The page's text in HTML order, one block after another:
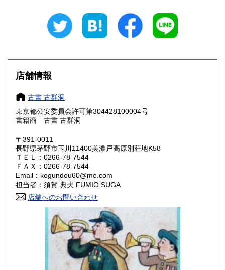
静岡県
430円 三重県
滋賀県 430円 京都府 430円
大阪府
奈良県
鳥取県
岡山県 430円 広島県
山口県 430円
香川県
430円 福岡県
430円 長崎県
430円 大分県
店舗情報
古書 古群洞
東京都公安委員会許可第304428100004号
書籍商 古書 古群洞
〒391-0011
長野県茅野市玉川11400美濃戸高原別荘地K58
ＴＥＬ：0266-78-7544
ＦＡＸ：0266-78-7544
Email：kogundou60@me.com
担当者：須賀 典夫 FUMIO SUGA
店舗へのお問い合わせ